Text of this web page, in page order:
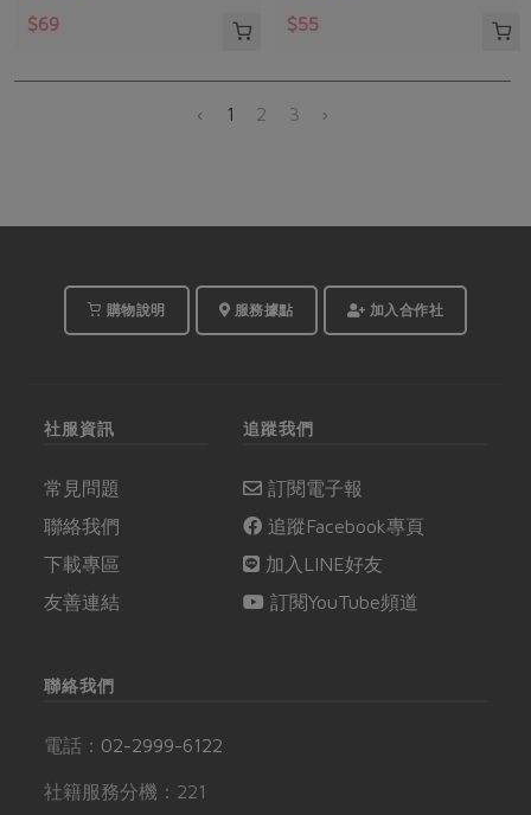
$69 $55
‹ 1 2 3 ›
購物說明 服務據點 加入合作社
社服資訊
常見問題
聯絡我們
下載專區
友善連結
追蹤我們
訂閱電子報
追蹤Facebook專頁
加入LINE好友
訂閱YouTube頻道
聯絡我們
電話： 02-2999-6122
社籍服務分機：221